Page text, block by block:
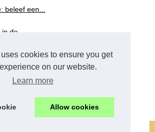
cookies to ensure you get
on our website.
Learn more
Allow cookies
beleef een...
de...
2...